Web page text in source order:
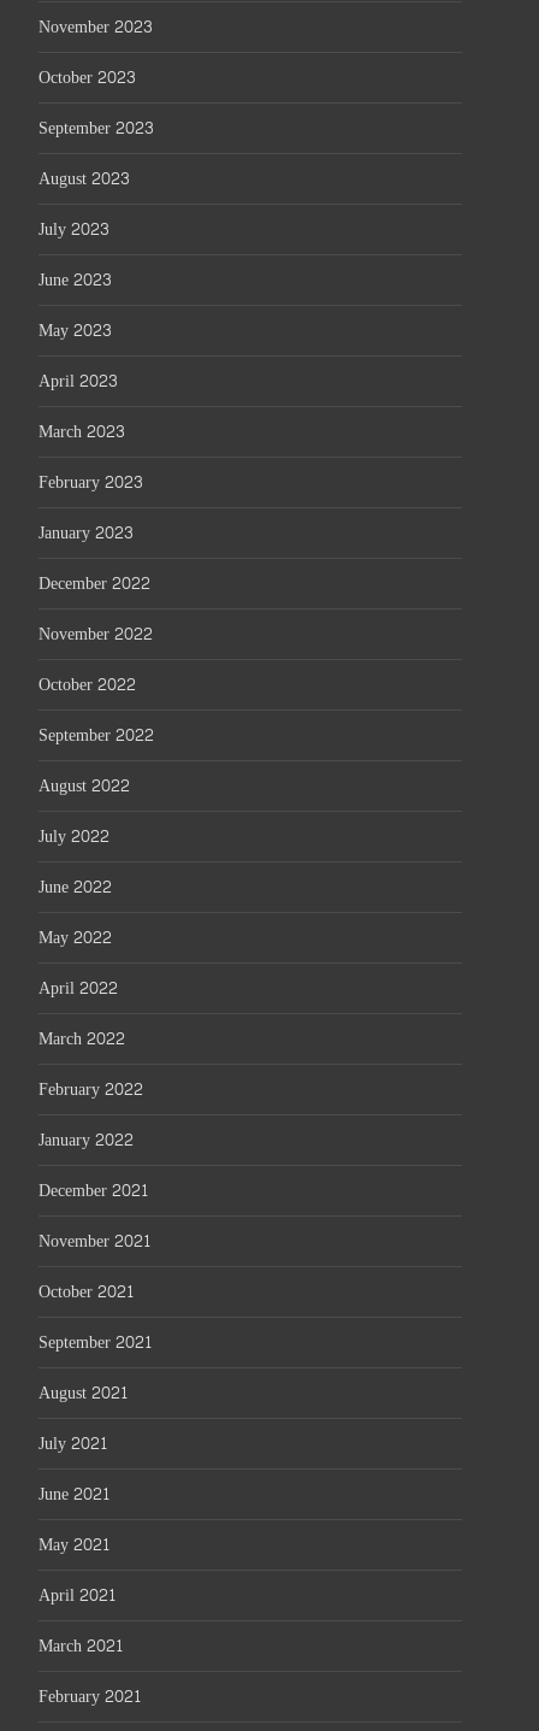
November 2023
October 2023
September 2023
August 2023
July 2023
June 2023
May 2023
April 2023
March 2023
February 2023
January 2023
December 2022
November 2022
October 2022
September 2022
August 2022
July 2022
June 2022
May 2022
April 2022
March 2022
February 2022
January 2022
December 2021
November 2021
October 2021
September 2021
August 2021
July 2021
June 2021
May 2021
April 2021
March 2021
February 2021